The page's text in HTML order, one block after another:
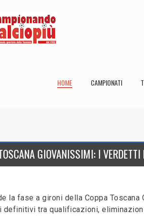
HOME CAMPIONATI
GIOVANISSIMI: I
la fase a gironi della Coppa
definitivi tra qualificazioni,